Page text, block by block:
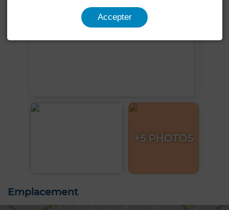
+5 PHOTOS
Emplacement
Accepter